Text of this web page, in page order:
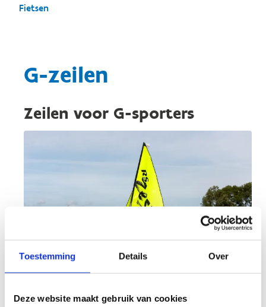
Toestemming Details Over
Deze website maakt gebruik van cookies
Fietsen
G-zeilen
Zeilen voor G-sporters